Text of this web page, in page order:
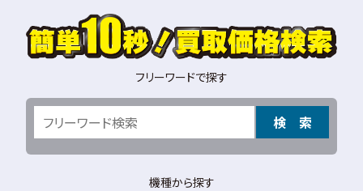
フリーワードで探す
検 索
機種から探す